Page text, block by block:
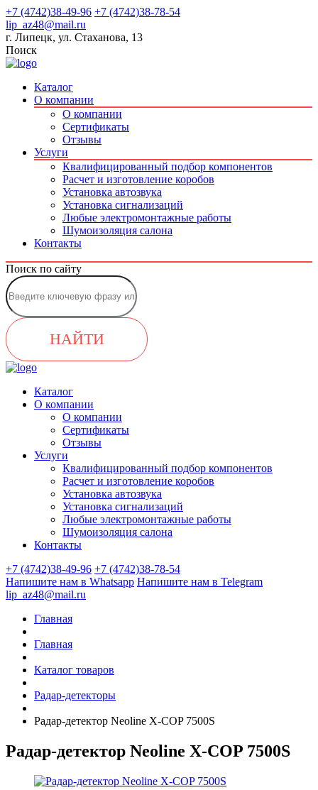
+7 (4742)38-49-96 +7 (4742)38-78-54
lip_az48@mail.ru
г. Липецк, ул. Стаханова, 13
Поиск
Каталог
О компании
О компании
Сертификаты
Отзывы
Услуги
Квалифицированный подбор компонентов
Расчет и изготовление коробов
Установка автозвука
Установка сигнализаций
Любые электромонтажные работы
Шумоизоляция салона
Контакты
Поиск по сайту
НАЙТИ
Каталог
О компании
О компании
Сертификаты
Отзывы
Услуги
Квалифицированный подбор компонентов
Расчет и изготовление коробов
Установка автозвука
Установка сигнализаций
Любые электромонтажные работы
Шумоизоляция салона
Контакты
+7 (4742)38-49-96 +7 (4742)38-78-54
Напишите нам в Whatsapp Напишите нам в Telegram
lip_az48@mail.ru
Главная
Главная
Каталог товаров
Радар-детекторы
Радар-детектор Neoline X-COP 7500S
Радар-детектор Neoline X-COP 7500S